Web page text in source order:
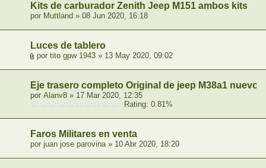
Kits de carburador Zenith Jeep M151 ambos kits
por Muttland » 08 Jun 2020, 16:18
Luces de tablero
por tito gpw 1943 » 13 May 2020, 09:02
Eje trasero completo Original de jeep M38a1 nuevo
por Alanv8 » 17 Mar 2020, 12:35
Rating: 0.81%
Faros Militares en venta
por juan jose parovina» 10 Abr 2020, 18:20